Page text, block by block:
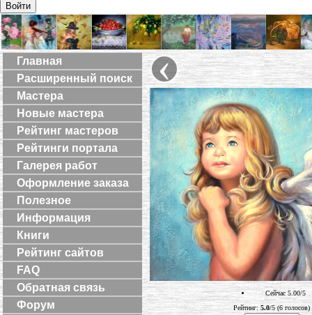
Войти
Главная
Расширенный поиск
Мастера
Новые мастера
Рейтинг мастеров
Рейтинги портала
Галерея работ
Оформление заказа
Полезное
Информация
Книги
Рейтинг сайтов
FAQ
Обратная связь
Форум
‹
Сейчас 5.00/5
Рейтинг: 5.0/5 (6 голосов)